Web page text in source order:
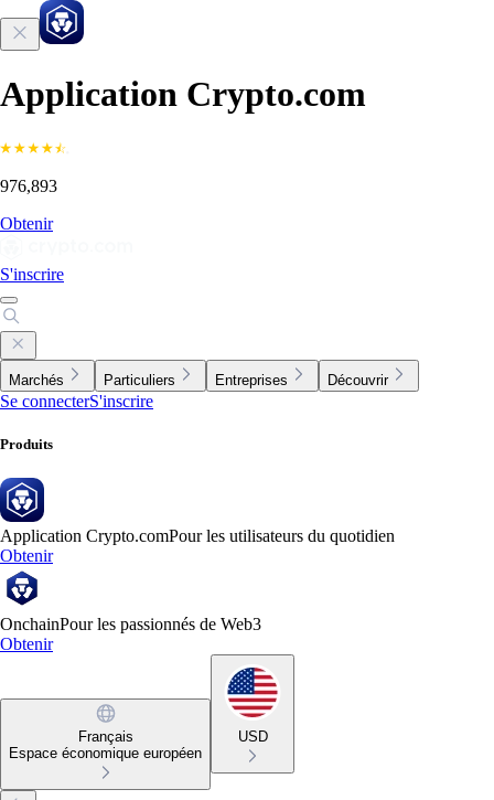
Application Crypto.com
976,893
Obtenir
S'inscrire
Marchés Particuliers Entreprises Découvrir
Se connecterS'inscrire
Produits
Application Crypto.comPour les utilisateurs du quotidien
Obtenir
OnchainPour les passionnés de Web3
Obtenir
Français
Espace économique européen
USD